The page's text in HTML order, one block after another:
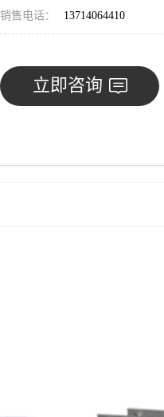
销售电话： 13714064410
立即咨询